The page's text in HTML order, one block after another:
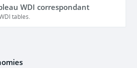
WDI correspondant
tables.